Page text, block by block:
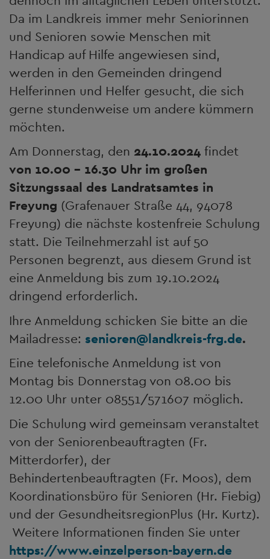
Da im Landkreis immer mehr Seniorinnen
und Senioren sowie Menschen mit
Handicap auf Hilfe angewiesen sind,
werden in den Gemeinden dringend
Helferinnen und Helfer gesucht, die sich
gerne stundenweise um andere kümmern
möchten.
Am Donnerstag, den 24.10.2024 findet
von 10.00 – 16.30 Uhr im großen
Sitzungssaal des Landratsamtes in
Freyung (Grafenauer Straße 44, 94078
Freyung) die nächste kostenfreie Schulung
statt. Die Teilnehmerzahl ist auf 50
Personen begrenzt, aus diesem Grund ist
eine Anmeldung bis zum 19.10.2024
dringend erforderlich.
Ihre Anmeldung schicken Sie bitte an die
Mailadresse: senioren@landkreis-frg.de.
Eine telefonische Anmeldung ist von
Montag bis Donnerstag von 08.00 bis
12.00 Uhr unter 08551/571607 möglich.
Die Schulung wird gemeinsam veranstaltet
von der Seniorenbeauftragten (Fr.
Mitterdorfer), der
Behindertenbeauftragten (Fr. Moos), dem
Koordinationsbüro für Senioren (Hr. Fiebig)
und der GesundheitsregionPlus (Hr. Kurtz).
Weitere Informationen finden Sie unter
https://www.einzelperson-bayern.de